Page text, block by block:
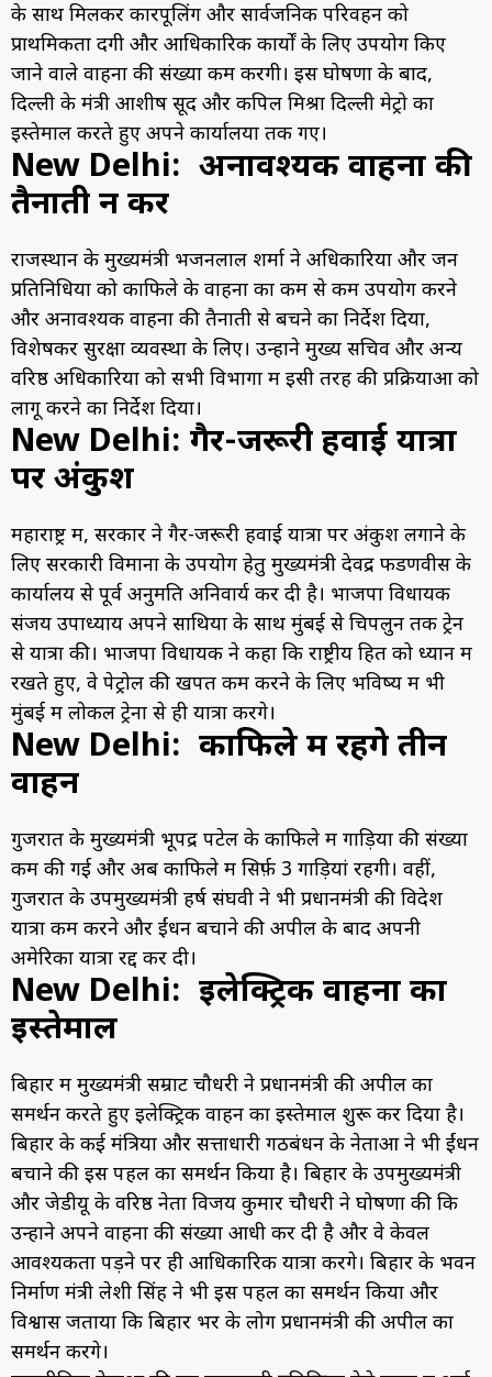
के साथ मिलकर कारपूलिंग और सार्वजनिक परिवहन को
प्राथमिकता देंगी और आधिकारिक कार्यों के लिए उपयोग किए
जाने वाले वाहनों की संख्या कम करेंगी। इस घोषणा के बाद,
दिल्ली के मंत्री आशीष सूद और कपिल मिश्रा दिल्ली मेट्रो का
इस्तेमाल करते हुए अपने कार्यालयों तक गए।
New Delhi: अनावश्यक वाहनों की
तैनाती न करें
राजस्थान के मुख्यमंत्री भजनलाल शर्मा ने अधिकारियों और जन
प्रतिनिधियों को काफिले के वाहनों का कम से कम उपयोग करने
और अनावश्यक वाहनों की तैनाती से बचने का निर्देश दिया,
विशेषकर सुरक्षा व्यवस्था के लिए। उन्होंने मुख्य सचिव और अन्य
वरिष्ठ अधिकारियों को सभी विभागों में इसी तरह की प्रक्रियाओं को
लागू करने का निर्देश दिया।
New Delhi: गैर-जरूरी हवाई यात्रा
पर अंकुश
महाराष्ट्र में, सरकार ने गैर-जरूरी हवाई यात्रा पर अंकुश लगाने के
लिए सरकारी विमानों के उपयोग हेतु मुख्यमंत्री देवेंद्र फडणवीस के
कार्यालय से पूर्व अनुमति अनिवार्य कर दी है। भाजपा विधायक
संजय उपाध्याय अपने साथियों के साथ मुंबई से चिपलुन तक ट्रेन
से यात्रा की। भाजपा विधायक ने कहा कि राष्ट्रीय हित को ध्यान में
रखते हुए, वे पेट्रोल की खपत कम करने के लिए भविष्य में भी
मुंबई में लोकल ट्रेनों से ही यात्रा करेंगे।
New Delhi: काफिले में रहेंगे तीन
वाहन
गुजरात के मुख्यमंत्री भूपेंद्र पटेल के काफिले में गाड़ियों की संख्या
कम की गई और अब काफिले में सिर्फ़ 3 गाड़ियां रहेंगी। वहीं,
गुजरात के उपमुख्यमंत्री हर्ष संघवी ने भी प्रधानमंत्री की विदेश
यात्रा कम करने और ईंधन बचाने की अपील के बाद अपनी
अमेरिका यात्रा रद्द कर दी।
New Delhi: इलेक्ट्रिक वाहनों का
इस्तेमाल
बिहार में मुख्यमंत्री सम्राट चौधरी ने प्रधानमंत्री की अपील का
समर्थन करते हुए इलेक्ट्रिक वाहन का इस्तेमाल शुरू कर दिया है।
बिहार के कई मंत्रियों और सत्ताधारी गठबंधन के नेताओं ने भी ईंधन
बचाने की इस पहल का समर्थन किया है। बिहार के उपमुख्यमंत्री
और जेडीयू के वरिष्ठ नेता विजय कुमार चौधरी ने घोषणा की कि
उन्होंने अपने वाहनों की संख्या आधी कर दी है और वे केवल
आवश्यकता पड़ने पर ही आधिकारिक यात्रा करेंगे। बिहार के भवन
निर्माण मंत्री लेशी सिंह ने भी इस पहल का समर्थन किया और
विश्वास जताया कि बिहार भर के लोग प्रधानमंत्री की अपील का
समर्थन करेंगे।